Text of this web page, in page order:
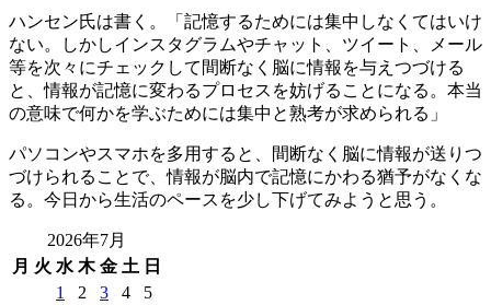
ハンセン氏は書く。「記憶するためには集中しなくてはいけ
ない。しかしインスタグラムやチャット、ツイート、メール
等を次々にチェックして間断なく脳に情報を与えつづける
と、情報が記憶に変わるプロセスを妨げることになる。本当
の意味で何かを学ぶためには集中と熟考が求められる」
パソコンやスマホを多用すると、間断なく脳に情報が送りつ
づけられることで、情報が脳内で記憶にかわる猶予がなくな
る。今日から生活のペースを少し下げてみようと思う。
2026年7月
月 火 水 木 金 土 日
1 2 3 4
5